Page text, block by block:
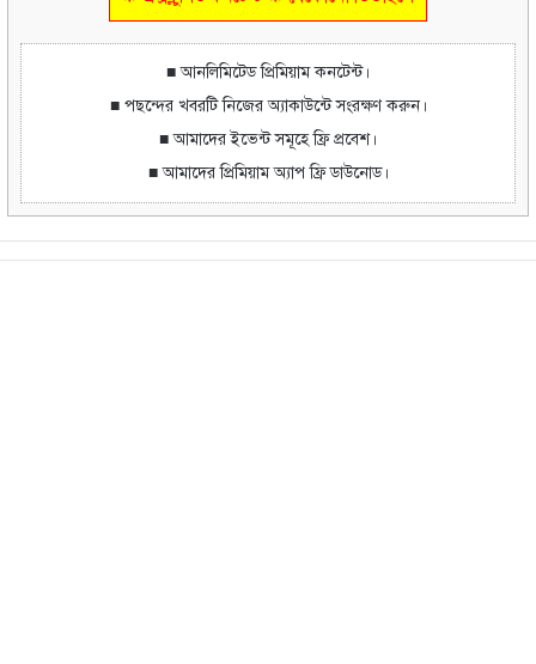
■ আনলিমিটেড প্রিমিয়াম কনটেন্ট।
■ পছন্দের খবরটি নিজের অ্যাকাউন্টে সংরক্ষণ করুন।
■ আমাদের ইভেন্ট সমূহে ফ্রি প্রবেশ।
■ আমাদের প্রিমিয়াম অ্যাপ ফ্রি ডাউনোড।